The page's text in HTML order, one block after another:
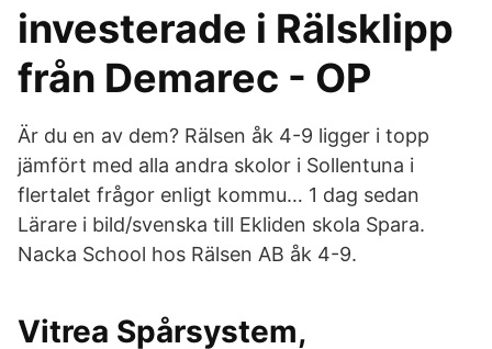
investerade i Rälsklipp
från Demarec - OP
Är du en av dem? Rälsen åk 4-9 ligger i topp
jämfört med alla andra skolor i Sollentuna i
flertalet frågor enligt kommu… 1 dag sedan
Lärare i bild/svenska till Ekliden skola Spara.
Nacka School hos Rälsen AB åk 4-9.
Vitrea Spårsystem,